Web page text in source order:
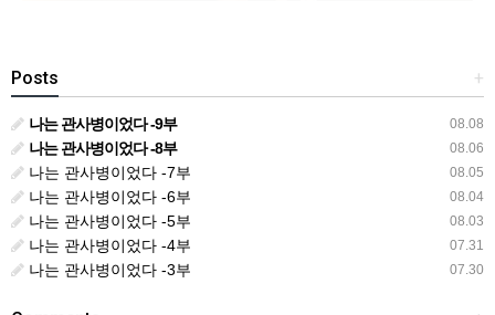
+
Posts
08.08
나는 관사병이었다 -9부
08.06
나는 관사병이었다 -8부
08.05
나는 관사병이었다 -7부
08.04
나는 관사병이었다 -6부
08.03
나는 관사병이었다 -5부
07.31
나는 관사병이었다 -4부
07.30
나는 관사병이었다 -3부